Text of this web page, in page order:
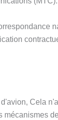
Cela
mécanismes